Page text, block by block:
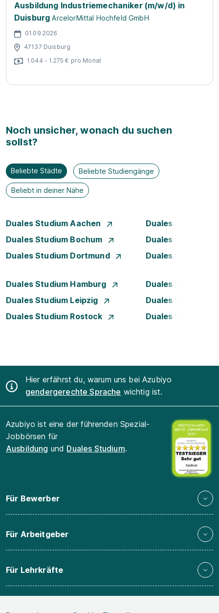
Ausbildung Industriemechaniker (m/w/d) in
Duisburg ArcelorMittal Hochfeld GmbH
01.09.2026
47137 Duisburg
1.044 - 1.275 € pro Monat
Noch unsicher, wonach du suchen
sollst?
Beliebte Städte Beliebte Studiengänge
Beliebt in deiner Nähe
Duales Studium Aachen
Duales Studium
Duales Studium Bochum
Duales Studium
Duales Studium Dortmund
Duales Studium
Duales Studium Hamburg
Duales Studium
Duales Studium Leipzig
Duales Studium
Duales Studium Rostock
Duales Studium
Hier erfährst du, warum uns bei Azubiyo
gendergerechte Sprache wichtig ist.
Azubiyo ist eine der führenden Spezial-
Jobbörsen für
Ausbildung und Duales Studium.
Für Bewerber
Für Arbeitgeber
Für Lehrkräfte